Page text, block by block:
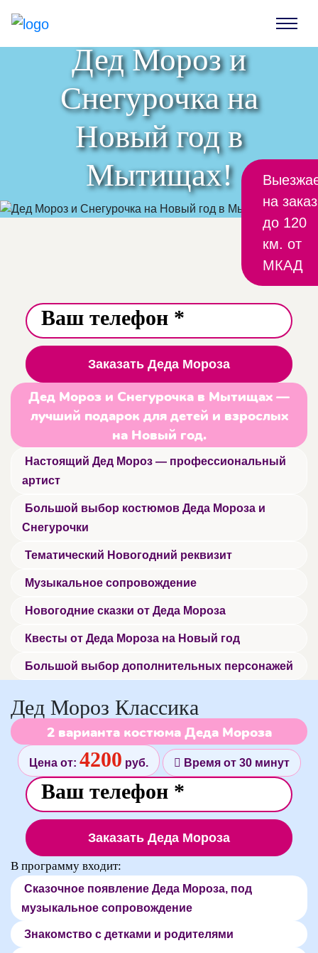
Дед Мороз и
Снегурочка на
Новый год в
Мытищах!
на заказ
до 120
км. от
МКАД
Заказать Деда Мороза
Дед Мороз и Снегурочка в Мытищах —
лучший подарок для детей и взрослых
на Новый год.
Настоящий Дед Мороз — профессиональный
артист
Большой выбор костюмов Деда Мороза и
Снегурочки
Тематический Новогодний реквизит
Музыкальное сопровождение
Новогодние сказки от Деда Мороза
Квесты от Деда Мороза на Новый год
Большой выбор дополнительных персонажей
Дед Мороз Классика
2 варианта костюма Деда Мороза
Цена от: 4200 руб. Время от 30 минут
Заказать Деда Мороза
В программу входит:
Сказочное появление Деда Мороза, под
музыкальное сопровождение
Знакомство с детками и родителями